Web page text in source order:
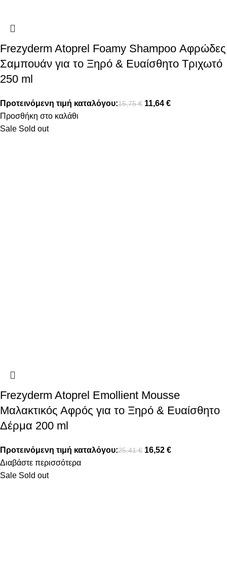
Frezyderm Atoprel Foamy Shampoo Αφρώδες
Σαμπουάν για το Ξηρό & Ευαίσθητο Τριχωτό
250 ml
Προτεινόμενη τιμή καταλόγου:15,75€ 11,64 €
Προσθήκη στο καλάθι
Sale Sold out
Frezyderm Atoprel Emollient Mousse
Μαλακτικός Αφρός για το Ξηρό & Ευαίσθητο
Δέρμα 200 ml
Προτεινόμενη τιμή καταλόγου:25,41€ 16,52 €
Διαβάστε περισσότερα
Sale Sold out